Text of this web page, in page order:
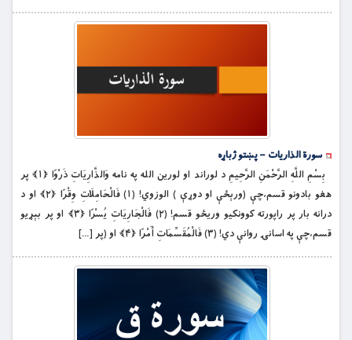
سورة الذاریات – پښتو ژباړه
بِسْمِ اللَّهِ الرَّحْمَنِ الرَّحِيمِ د لوراند او لورين الله په نامه وَالذَّارِيَاتِ ذَرْوًا ﴿۱﴾ پر
هغو بادونو قسم،چې (ورېځې او دوړې ) الوزوي! (۱) فَالْحَامِلَاتِ وِقْرًا ﴿۲﴾ او د
درانه بار پر راپورته کوونکيو وريځو قسم! (۲) فَالْجَارِيَاتِ يُسْرًا ﴿۳﴾ او پر بېړيو
قسم،چې په اسانۍ روانې دي! (۳) فَالْمُقَسِّمَاتِ أَمْرًا ﴿۴﴾ او (پر […]